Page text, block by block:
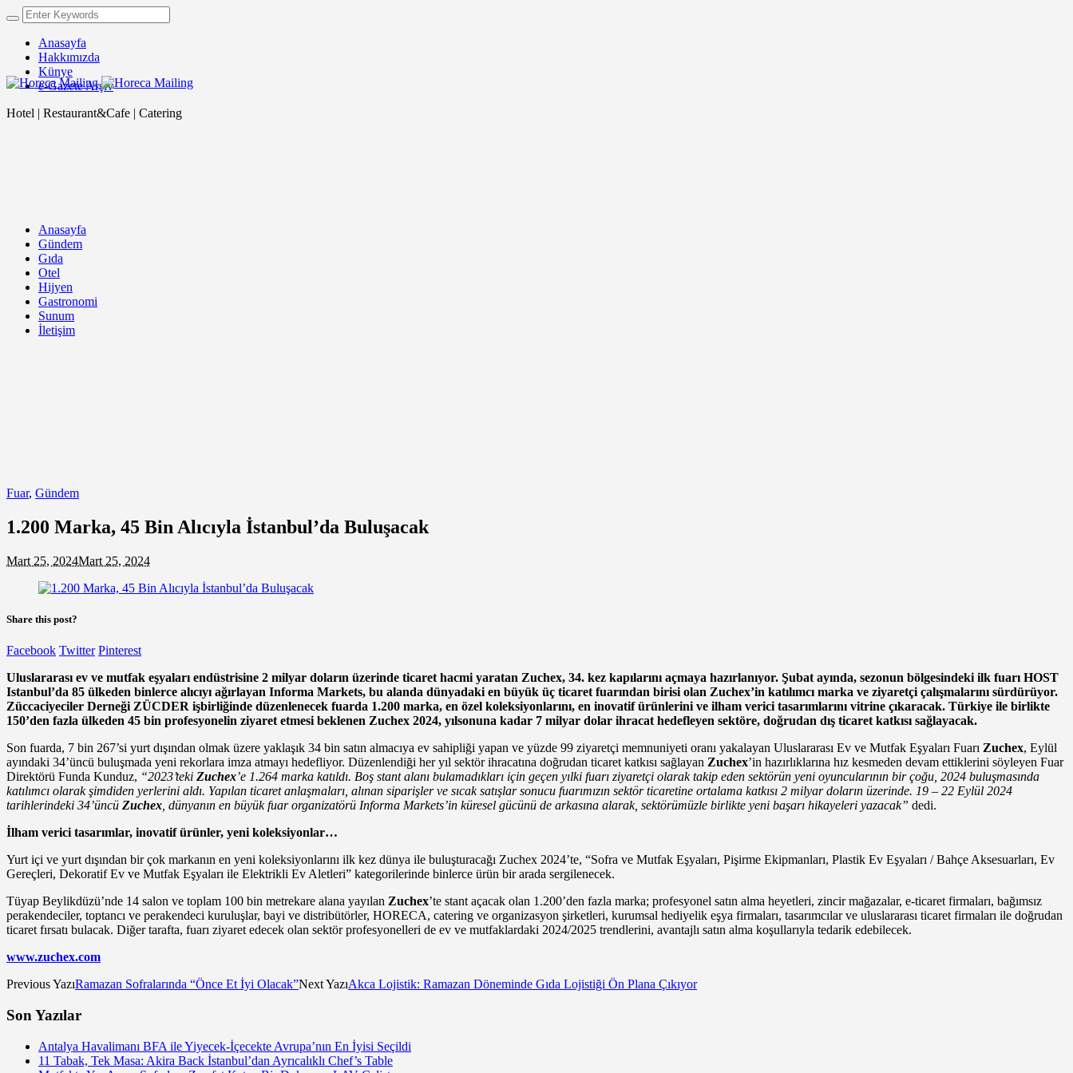
Anasayfa
Hakkımızda
Künye
e-Gazete Arşiv
Hotel | Restaurant&Cafe | Catering
Anasayfa
Gündem
Gıda
Otel
Hijyen
Gastronomi
Sunum
İletişim
Fuar, Gündem
1.200 Marka, 45 Bin Alıcıyla İstanbul’da Buluşacak
Mart 25, 2024Mart 25, 2024
Share this post?
Facebook Twitter Pinterest
Uluslararası ev ve mutfak eşyaları endüstrisine 2 milyar doların üzerinde ticaret hacmi yaratan Zuchex, 34. kez kapılarını açmaya hazırlanıyor. Şubat ayında, sezonun bölgesindeki ilk fuarı HOST
Istanbul’da 85 ülkeden binlerce alıcıyı ağırlayan Informa Markets, bu alanda dünyadaki en büyük üç ticaret fuarından birisi olan Zuchex’in katılımcı marka ve ziyaretçi çalışmalarını sürdürüyor.
Züccaciyeciler Derneği ZÜCDER işbirliğinde düzenlenecek fuarda 1.200 marka, en özel koleksiyonlarını, en inovatif ürünlerini ve ilham verici tasarımlarını vitrine çıkaracak. Türkiye ile birlikte
150’den fazla ülkeden 45 bin profesyonelin ziyaret etmesi beklenen Zuchex 2024, yılsonuna kadar 7 milyar dolar ihracat hedefleyen sektöre, doğrudan dış ticaret katkısı sağlayacak.
Son fuarda, 7 bin 267’si yurt dışından olmak üzere yaklaşık 34 bin satın almacıya ev sahipliği yapan ve yüzde 99 ziyaretçi memnuniyeti oranı yakalayan Uluslararası Ev ve Mutfak Eşyaları Fuarı Zuchex, Eylül
ayındaki 34’üncü buluşmada yeni rekorlara imza atmayı hedefliyor. Düzenlendiği her yıl sektör ihracatına doğrudan ticaret katkısı sağlayan Zuchex’in hazırlıklarına hız kesmeden devam ettiklerini söyleyen Fuar
Direktörü Funda Kunduz, “2023’teki Zuchex’e 1.264 marka katıldı. Boş stant alanı bulamadıkları için geçen yılki fuarı ziyaretçi olarak takip eden sektörün yeni oyuncularının bir çoğu, 2024 buluşmasında
katılımcı olarak şimdiden yerlerini aldı. Yapılan ticaret anlaşmaları, alınan siparişler ve sıcak satışlar sonucu fuarımızın sektör ticaretine ortalama katkısı 2 milyar doların üzerinde. 19 – 22 Eylül 2024
tarihlerindeki 34’üncü Zuchex , dünyanın en büyük fuar organizatörü Informa Markets’in küresel gücünü de arkasına alarak, sektörümüzle birlikte yeni başarı hikayeleri yazacak” dedi.
İlham verici tasarımlar, inovatif ürünler, yeni koleksiyonlar…
Yurt içi ve yurt dışından bir çok markanın en yeni koleksiyonlarını ilk kez dünya ile buluşturacağı Zuchex 2024’te, “Sofra ve Mutfak Eşyaları, Pişirme Ekipmanları, Plastik Ev Eşyaları / Bahçe Aksesuarları, Ev
Gereçleri, Dekoratif Ev ve Mutfak Eşyaları ile Elektrikli Ev Aletleri” kategorilerinde binlerce ürün bir arada sergilenecek.
Tüyap Beylikdüzü’nde 14 salon ve toplam 100 bin metrekare alana yayılan Zuchex’te stant açacak olan 1.200’den fazla marka; profesyonel satın alma heyetleri, zincir mağazalar, e-ticaret firmaları, bağımsız
perakendeciler, toptancı ve perakendeci kuruluşlar, bayi ve distribütörler, HORECA, catering ve organizasyon şirketleri, kurumsal hediyelik eşya firmaları, tasarımcılar ve uluslararası ticaret firmaları ile doğrudan
ticaret fırsatı bulacak. Diğer tarafta, fuarı ziyaret edecek olan sektör profesyonelleri de ev ve mutfaklardaki 2024/2025 trendlerini, avantajlı satın alma koşullarıyla tedarik edebilecek.
www.zuchex.com
Previous YazıRamazan Sofralarında “Önce Et İyi Olacak”Next YazıAkca Lojistik: Ramazan Döneminde Gıda Lojistiği Ön Plana Çıkıyor
Son Yazılar
Antalya Havalimanı BFA ile Yiyecek-İçecekte Avrupa’nın En İyisi Seçildi
11 Tabak, Tek Masa: Akira Back İstanbul’dan Ayrıcalıklı Chef’s Table